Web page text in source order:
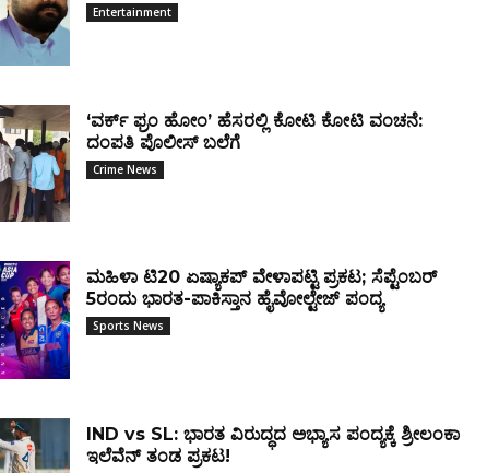
Entertainment
‘ವರ್ಕ್ ಫ್ರಂ ಹೋಂ’ ಹೆಸರಲ್ಲಿ ಕೋಟಿ ಕೋಟಿ ವಂಚನೆ:
ದಂಪತಿ ಪೊಲೀಸ್ ಬಲೆಗೆ
Crime News
ಮಹಿಳಾ ಟಿ20 ಏಷ್ಯಾಕಪ್ ವೇಳಾಪಟ್ಟಿ ಪ್ರಕಟ; ಸೆಪ್ಟೆಂಬರ್
5ರಂದು ಭಾರತ-ಪಾಕಿಸ್ತಾನ ಹೈವೋಲ್ಟೇಜ್ ಪಂದ್ಯ
Sports News
IND vs SL: ಭಾರತ ವಿರುದ್ಧದ ಅಭ್ಯಾಸ ಪಂದ್ಯಕ್ಕೆ ಶ್ರೀಲಂಕಾ
ಇಲೆವೆನ್ ತಂಡ ಪ್ರಕಟ!